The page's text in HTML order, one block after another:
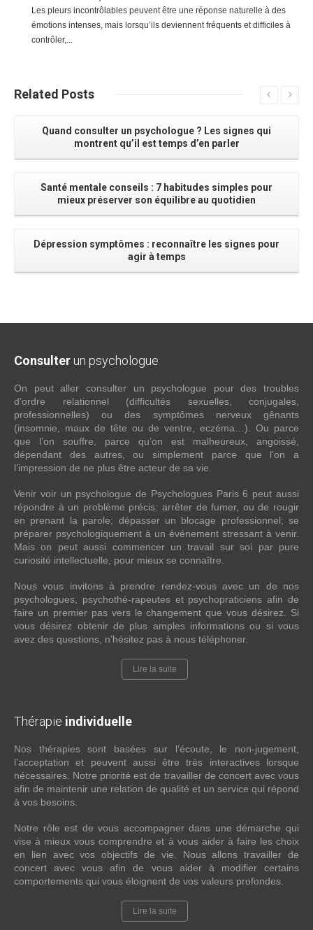
Les pleurs incontrôlables peuvent être une réponse naturelle à des
émotions intenses, mais lorsqu’ils deviennent fréquents et difficiles à
contrôler,...
Related Posts
Quand consulter un psychologue ? Les signes qui
montrent qu’il est temps d’en parler
Santé mentale conseils : 7 habitudes simples pour
mieux préserver son équilibre au quotidien
Dépression symptômes : reconnaître les signes pour
agir à temps
Consulter un psychologue
On peut aller consulter un psychologue pour des troubles
d’ordre relationnel (difficultés sexuelles, conjugales,
professionnelles) ou des symptômes nerveux gênants
(insomnie, maux de tête ou de ventre, eczéma…). Ou parce
que l’on souffre, parce qu’on est malheureux, angoissé,
dépendant des autres, ou simplement parce que l’on a
l’impression de ne plus être acteur de sa vie.
Venir voir un psychologue de Psychologues Paris 6 peut aussi
répondre à un problème précis: arrêter de fumer, ou de rougir
en prenant la parole; dépasser un blocage professionnel; se
préparer psychologiquement à un événement stressant à venir.
Mais on peut aussi commencer un travail sur soi par pure
curiosité intellectuelle, pour mieux se connaître.
Nous vous invitons à prendre rendez-vous avec un de nos
psychologues, psychothé-rapeutes et psychopraticiens afin de
faire un premier pas vers le changement que vous désirez. Si
vous désirez obtenir de plus amples informations ou si vous
avez des questions, n’hésitez pas à nous téléphoner.
Lire la suite
Thérapie individuelle
Nos thérapies sont basées sur l’écoute, le non-jugement,
l’acceptation et peuvent aussi être très interactives lorsque
nécessaires. Notre priorité est de travailler de concert avec vous
afin de maintenir une relation de qualité et un service qui répond
à vos besoins.
Notre rôle est de vous accompagner dans une démarche qui
vise à mieux vous comprendre et à vous aider à faire les choix
en lien avec vos objectifs de vie. Nous allons travailler de
concert avec vous afin de vous aider à modifier certains
comportements qui vous éloignent de vos valeurs profondes.
Lire la suite